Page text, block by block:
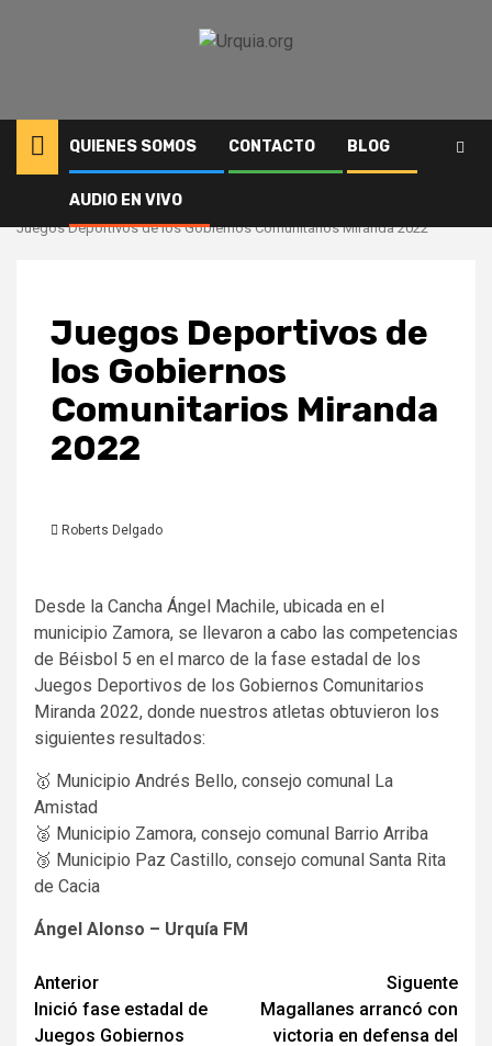
QUIENES SOMOS CONTACTO BLOG
AUDIO EN VIVO
Deportes
Juegos Deportivos de los Gobiernos Comunitarios Miranda 2022
Juegos Deportivos de
los Gobiernos
Comunitarios Miranda
2022
Roberts Delgado
Desde la Cancha Ángel Machile, ubicada en el
municipio Zamora, se llevaron a cabo las competencias
de Béisbol 5 en el marco de la fase estadal de los
Juegos Deportivos de los Gobiernos Comunitarios
Miranda 2022, donde nuestros atletas obtuvieron los
siguientes resultados:
🥇 Municipio Andrés Bello, consejo comunal La
Amistad
🥈 Municipio Zamora, consejo comunal Barrio Arriba
🥉 Municipio Paz Castillo, consejo comunal Santa Rita
de Cacia
Ángel Alonso – Urquía FM
Navegación
de
Anterior
Inició fase estadal de
Juegos Gobiernos
Siguente
Magallanes arrancó con
victoria en defensa del